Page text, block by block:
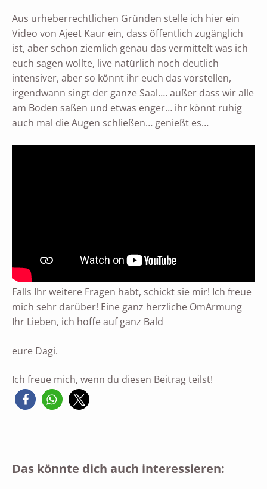
Aus urheberrechtlichen Gründen stelle ich hier ein
Video von Ajeet Kaur ein, dass öffentlich zugänglich
ist, aber schon ziemlich genau das vermittelt was ich
euch sagen wollte, live natürlich noch deutlich
intensiver, aber so könnt ihr euch das vorstellen,
irgendwann singt der ganze Saal…. außer dass wir alle
am Boden saßen und etwas enger… ihr könnt ruhig
auch mal die Augen schließen… genießt es…
Falls Ihr weitere Fragen habt, schickt sie mir! Ich freue
mich sehr darüber! Eine ganz herzliche OmArmung
Ihr Lieben, ich hoffe auf ganz Bald
eure Dagi.
Ich freue mich, wenn du diesen Beitrag teilst!
Das könnte dich auch interessieren: